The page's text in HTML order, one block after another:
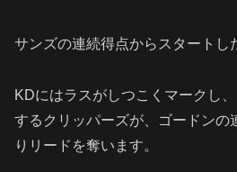
サンズの連続得点からスタートし
KDにはラスがしつこくマークし
するクリッパーズが、ゴードンの
りリードを奪います。